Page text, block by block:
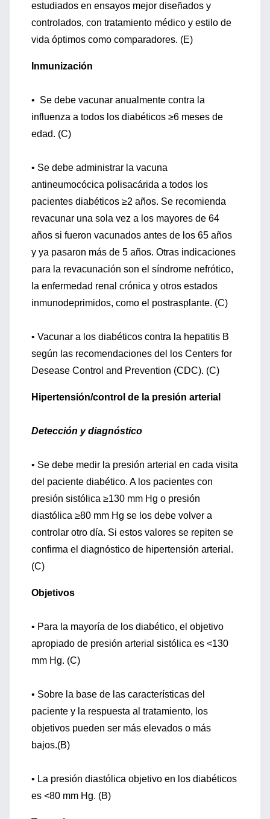
estudiados en ensayos mejor diseñados y
controlados, con tratamiento médico y estilo de
vida óptimos como comparadores. (E)
Inmunización
• Se debe vacunar anualmente contra la
influenza a todos los diabéticos ≥6 meses de
edad. (C)
• Se debe administrar la vacuna
antineumocócica polisacárida a todos los
pacientes diabéticos ≥2 años. Se recomienda
revacunar una sola vez a los mayores de 64
años si fueron vacunados antes de los 65 años
y ya pasaron más de 5 años. Otras indicaciones
para la revacunación son el síndrome nefrótico,
la enfermedad renal crónica y otros estados
inmunodeprimidos, como el postrasplante. (C)
• Vacunar a los diabéticos contra la hepatitis B
según las recomendaciones del los Centers for
Desease Control and Prevention (CDC). (C)
Hipertensión/control de la presión arterial
Detección y diagnóstico
• Se debe medir la presión arterial en cada visita
del paciente diabético. A los pacientes con
presión sistólica ≥130 mm Hg o presión
diastólica ≥80 mm Hg se los debe volver a
controlar otro día. Si estos valores se repiten se
confirma el diagnóstico de hipertensión arterial.
(C)
Objetivos
• Para la mayoría de los diabético, el objetivo
apropiado de presión arterial sistólica es <130
mm Hg. (C)
• Sobre la base de las características del
paciente y la respuesta al tratamiento, los
objetivos pueden ser más elevados o más
bajos.(B)
• La presión diastólica objetivo en los diabéticos
es <80 mm Hg. (B)